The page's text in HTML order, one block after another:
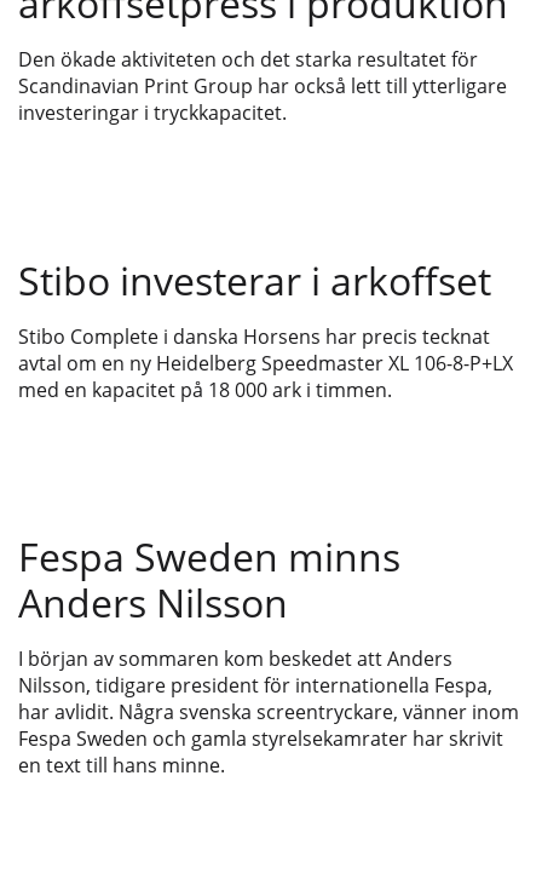
Den ökade aktiviteten och det starka resultatet för
Scandinavian Print Group har också lett till ytterligare
investeringar i tryckkapacitet.
Stibo investerar i arkoffset
Stibo Complete i danska Horsens har precis tecknat
avtal om en ny Heidelberg Speedmaster XL 106-8-P+LX
med en kapacitet på 18 000 ark i timmen.
Fespa Sweden minns
Anders Nilsson
I början av sommaren kom beskedet att Anders
Nilsson, tidigare president för internationella Fespa,
har avlidit. Några svenska screentryckare, vänner inom
Fespa Sweden och gamla styrelsekamrater har skrivit
en text till hans minne.